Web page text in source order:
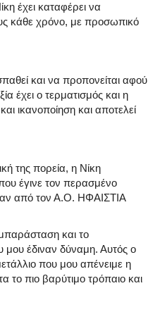
έχει καταφέρει να
κάθε χρόνο, με προσωπικό
και να προπονείται αφού
έχει ο τερματισμός και η
ικανοποίηση και αποτελεί
της πορεία, η Νίκη
έγινε τον περασμένο
από τον Α.Ο. ΗΦΑΙΣΤΙΑ
και το
έδιναν δύναμη. Αυτός ο
που μου απένειμε η
πιο βαρύτιμο τρόπαιο και